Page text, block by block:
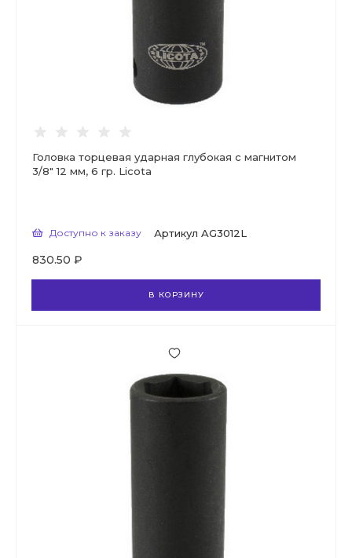
Головка торцевая ударная глубокая с магнитом
3/8" 12 мм, 6 гр. Licota
Доступно к заказу Артикул AG3012L
830.50 ₽
В КОРЗИНУ